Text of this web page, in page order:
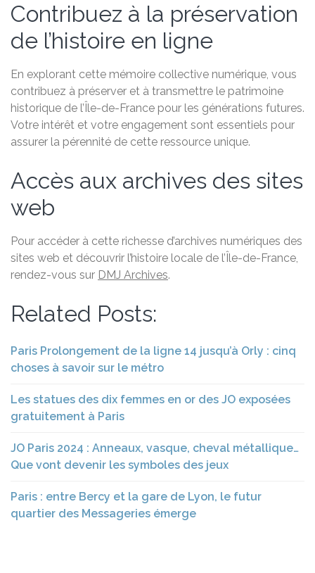
Contribuez à la préservation
de l’histoire en ligne
En explorant cette mémoire collective numérique, vous
contribuez à préserver et à transmettre le patrimoine
historique de l’Île-de-France pour les générations futures.
Votre intérêt et votre engagement sont essentiels pour
assurer la pérennité de cette ressource unique.
Accès aux archives des sites
web
Pour accéder à cette richesse d’archives numériques des
sites web et découvrir l’histoire locale de l’Île-de-France,
rendez-vous sur DMJ Archives.
Related Posts:
Paris Prolongement de la ligne 14 jusqu’à Orly : cinq
choses à savoir sur le métro
Les statues des dix femmes en or des JO exposées
gratuitement à Paris
JO Paris 2024 : Anneaux, vasque, cheval métallique…
Que vont devenir les symboles des jeux
Paris : entre Bercy et la gare de Lyon, le futur
quartier des Messageries émerge